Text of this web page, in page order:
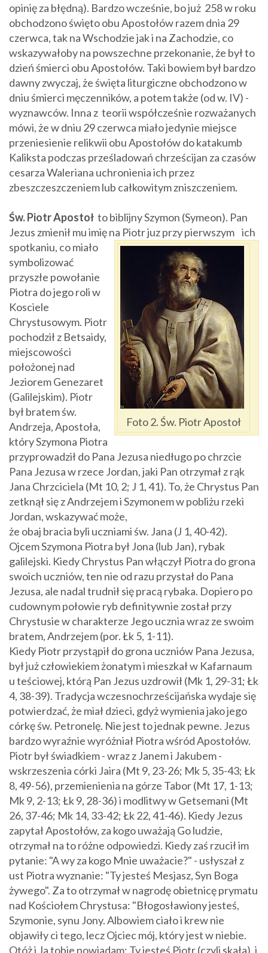
opinię za błędną). Bardzo wcześnie, bo już 258 w roku
obchodzono święto obu Apostołów razem dnia 29
czerwca, tak na Wschodzie jak i na Zachodzie, co
wskazywałoby na powszechne przekonanie, że był to
dzień śmierci obu Apostołów. Taki bowiem był bardzo
dawny zwyczaj, że święta liturgiczne obchodzono w
dniu śmierci męczenników, a potem także (od w. IV) -
wyznawców. Inna z teorii współcześnie rozważanych
mówi, że w dniu 29 czerwca miało jedynie miejsce
przeniesienie relikwii obu Apostołów do katakumb
Kaliksta podczas prześladowań chrześcijan za czasów
cesarza Waleriana uchronienia ich przez
zbeszczeszczeniem lub całkowitym zniszczeniem.
Św. Piotr Apostoł to biblijny Szymon (Symeon). Pan
Jezus zmienił mu imię na Piotr juz przy pierwszym
Foto 2. Św. Piotr Apostoł
ich
spotkaniu, co miało
symbolizować
przyszłe powołanie
Piotra do jego roli w
Kosciele
Chrystusowym. Piotr
pochodził z Betsaidy,
miejscowości
położonej nad
Jeziorem Genezaret
(Galilejskim). Piotr
był bratem św.
Andrzeja, Apostoła,
który Szymona Piotra
przyprowadził do Pana Jezusa niedługo po chrzcie
Pana Jezusa w rzece Jordan, jaki Pan otrzymał z rąk
Jana Chrzciciela (Mt 10, 2; J 1, 41). To, że Chrystus Pan
zetknął się z Andrzejem i Szymonem w pobliżu rzeki
Jordan, wskazywać może,
że obaj bracia byli uczniami św. Jana (J 1, 40-42).
Ojcem Szymona Piotra był Jona (lub Jan), rybak
galilejski. Kiedy Chrystus Pan włączył Piotra do grona
swoich uczniów, ten nie od razu przystał do Pana
Jezusa, ale nadal trudnił się pracą rybaka. Dopiero po
cudownym połowie ryb definitywnie został przy
Chrystusie w charakterze Jego ucznia wraz ze swoim
bratem, Andrzejem (por. Łk 5, 1-11).
Kiedy Piotr przystąpił do grona uczniów Pana Jezusa,
był już człowiekiem żonatym i mieszkał w Kafarnaum
u teściowej, którą Pan Jezus uzdrowił (Mk 1, 29-31; Łk
4, 38-39). Tradycja wczesnochrześcijańska wydaje się
potwierdzać, że miał dzieci, gdyż wymienia jako jego
córkę św. Petronelę. Nie jest to jednak pewne. Jezus
bardzo wyraźnie wyróżniał Piotra wśród Apostołów.
Piotr był świadkiem - wraz z Janem i Jakubem -
wskrzeszenia córki Jaira (Mt 9, 23-26; Mk 5, 35-43; Łk
8, 49-56), przemienienia na górze Tabor (Mt 17, 1-13;
Mk 9, 2-13; Łk 9, 28-36) i modlitwy w Getsemani (Mt
26, 37-46; Mk 14, 33-42; Łk 22, 41-46). Kiedy Jezus
zapytał Apostołów, za kogo uważają Go ludzie,
otrzymał na to różne odpowiedzi. Kiedy zaś rzucił im
pytanie: "A wy za kogo Mnie uważacie?" - usłyszał z
ust Piotra wyznanie: "Ty jesteś Mesjasz, Syn Boga
żywego". Za to otrzymał w nagrodę obietnicę prymatu
nad Kościołem Chrystusa: "Błogosławiony jesteś,
Szymonie, synu Jony. Albowiem ciało i krew nie
objawiły ci tego, lecz Ojciec mój, który jest w niebie.
Otóż i Ja tobie powiadam: Ty jesteś Piotr (czyli skała), i